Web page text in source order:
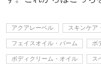
アクアレーベル スキンケア
フェイスオイル・バーム ボ
ボディクリーム・オイル ス